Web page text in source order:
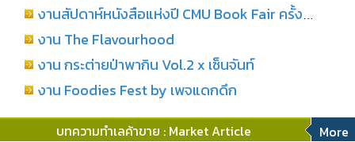
งาน The Flavourhood
งาน กระต่ายป่าพากิน Vol.2 x เซ็นจันท์
งาน Foodies Fest by เพจแดกดึก
บทความทำเลค้าขาย : Market Article More